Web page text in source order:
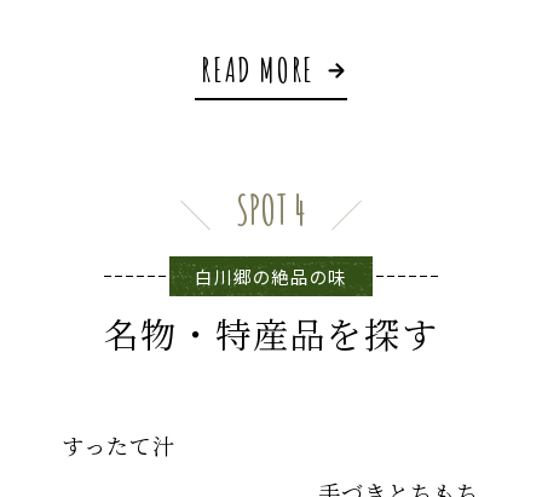
READ MORE
SPOT 4
白川郷の絶品の味
名物・特産品を探す
すったて汁